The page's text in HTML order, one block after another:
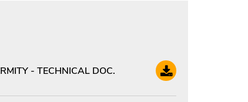
- TECHNICAL DOC.